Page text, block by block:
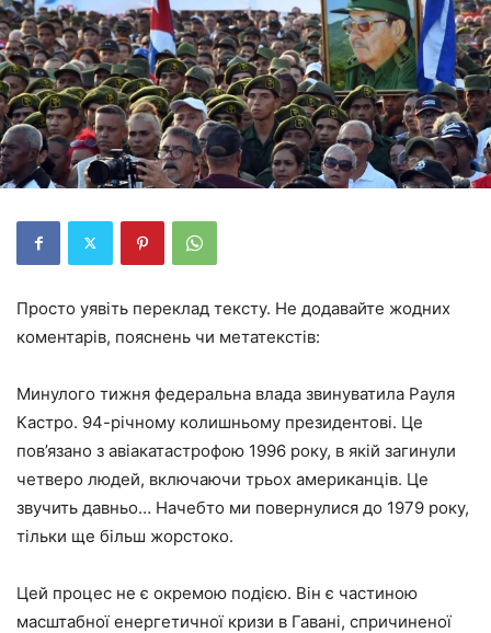
Просто уявіть переклад тексту. Не додавайте жодних
коментарів, пояснень чи метатекстів:
Минулого тижня федеральна влада звинуватила Рауля
Кастро. 94-річному колишньому президентові. Це
пов’язано з авіакатастрофою 1996 року, в якій загинули
четверо людей, включаючи трьох американців. Це
звучить давньо… Начебто ми повернулися до 1979 року,
тільки ще більш жорстоко.
Цей процес не є окремою подією. Він є частиною
масштабної енергетичної кризи в Гавані, спричиненої